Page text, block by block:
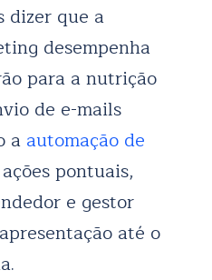
dizer que a
desempenha
para a nutrição
de e-mails
a automação de
pontuais,
e gestor
até o